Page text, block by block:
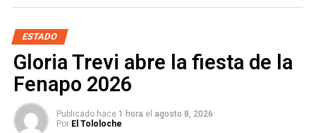
constructor, dijo Ricardo Gallardo, solicitó revalorizar el
proyecto para colocar doble zapata y así proteger el
edificio de lo hundimientos, lamentablemente los que se
construyeron en administraciones pasadas no tuvieron
estos cuidados.
Cabe señalar que el costo de estos edificios va
ESTADO
Gloria Trevi abre la fiesta de la
Fenapo 2026
Publicado hace 1 hora el agosto 8, 2026
Por El Tololoche